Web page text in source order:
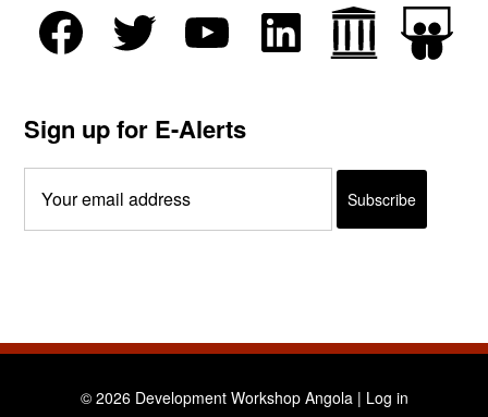
Sign up for E-Alerts
© 2026 Development Workshop Angola | Log in